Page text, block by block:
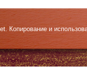
Копирование и